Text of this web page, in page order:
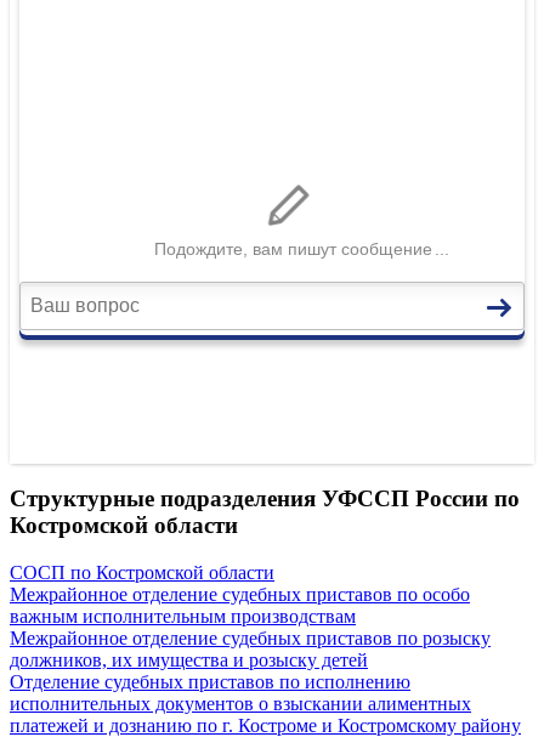
Структурные подразделения УФССП России по
Костромской области
СОСП по Костромской области
Межрайонное отделение судебных приставов по особо
важным исполнительным производствам
Межрайонное отделение судебных приставов по розыску
должников, их имущества и розыску детей
Отделение судебных приставов по исполнению
исполнительных документов о взыскании алиментных
платежей и дознанию по г. Костроме и Костромскому району